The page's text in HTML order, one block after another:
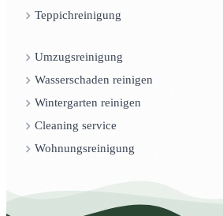
Teppichreinigung
Umzugsreinigung
Wasserschaden reinigen
Wintergarten reinigen
Cleaning service
Wohnungsreinigung